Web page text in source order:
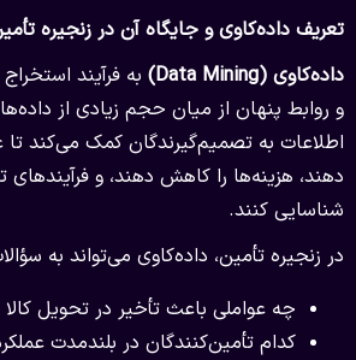
تعریف داده‌کاوی و جایگاه آن در زنجیره
داده‌کاوی (Data Mining)
به فرآیند
و روابط پنهان از میان حجم زیادی از
اطلاعات به تصمیم‌گیرندگان کمک می‌کند تا
دهند، هزینه‌ها را کاهش دهند، و فرآیندهای
شناسایی کنند.
در زنجیره تأمین، داده‌کاوی می‌تواند به
چه عواملی باعث تأخیر در تحویل
کدام تأمین‌کنندگان در بلندمدت